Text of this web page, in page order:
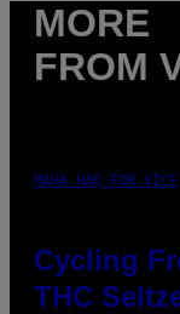
MORE
FROM
MAHA HAQ FOR VICE
Cycling
THC